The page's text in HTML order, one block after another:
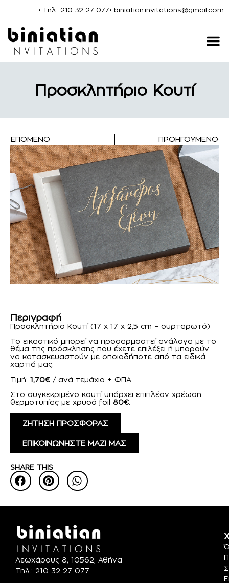
• Τηλ.: 210 32 27 077• biniatian.invitations@gmail.com
Προσκλητήριο Κουτί
Περιγραφή
Προσκλητήριο Κουτί (17 x 17 x 2,5 cm – συρταρωτό)
Το εικαστικό μπορεί να προσαρμοστεί ανάλογα με το
θέμα της πρόσκλησης που έχετε επιλέξει ή μπορούν
να κατασκευαστούν με οποιοδήποτε από τα ειδικά
χαρτιά μας.
Τιμή: 1,70€ / ανά τεμάχιο + ΦΠΑ
Στο συγκεκριμένο κουτί υπάρχει επιπλέον χρέωση
θερμοτυπίας με χρυσό foil 80€.
ΖΗΤΗΣΗ ΠΡΟΣΦΟΡΑΣ
ΕΠΙΚΟΙΝΩΝΗΣΤΕ ΜΑΖΙ ΜΑΣ
SHARE THIS
ΕΠΌΜΕΝΟ ΠΡΟΗΓΟΎΜΕΝΟ
Λεωχάρους 8, 10562, Αθήνα
Τηλ.: 210 32 27 077